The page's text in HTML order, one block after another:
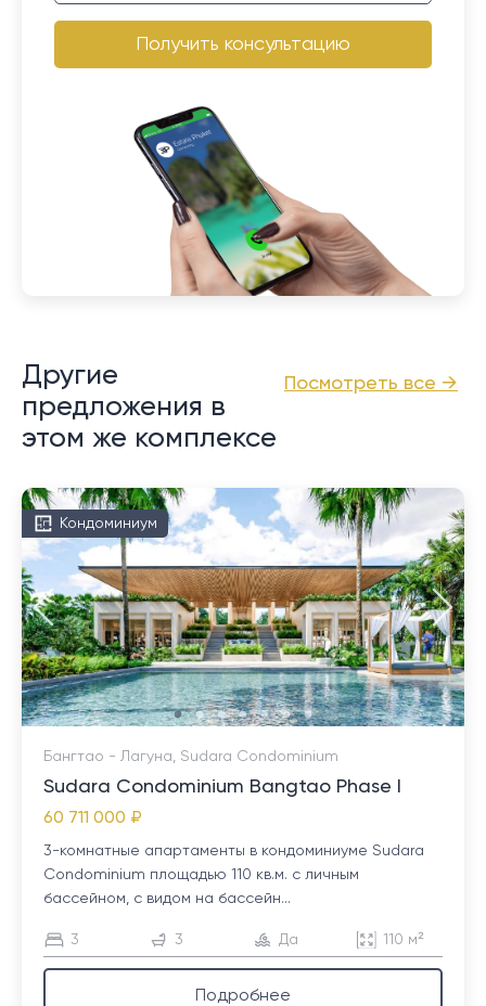
Получить консультацию
Посмотреть все →
Другие
предложения в
этом же комплексе
Кондоминиум
Бангтао - Лагуна, Sudara Condominium
Sudara Condominium Bangtao Phase I
60 711 000 ₽
3-комнатные апартаменты в кондоминиуме Sudara
Condominium площадью 110 кв.м. с личным
бассейном, с видом на бассейн...
3 3 Да 110 м²
Подробнее